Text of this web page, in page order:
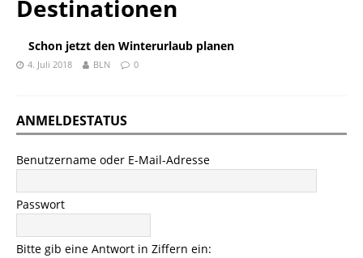
Destinationen
Schon jetzt den Winterurlaub planen
4. Juli 2018 BLN 0
ANMELDESTATUS
Benutzername oder E-Mail-Adresse
Passwort
Bitte gib eine Antwort in Ziffern ein: